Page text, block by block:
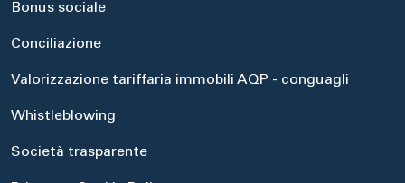
Bonus sociale
Conciliazione
Valorizzazione tariffaria immobili AQP - conguagli
Whistleblowing
Società trasparente